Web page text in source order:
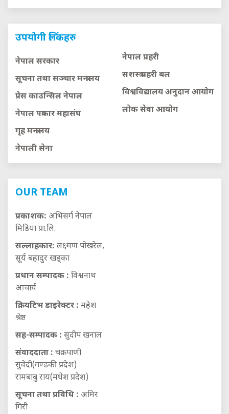
उपयोगी लिंकहरु
नेपाल सरकार
सूचना तथा सञ्चार मन्त्रालय
प्रेस काउन्सिल नेपाल
नेपाल पत्रकार महासंघ
गृह मन्त्रालय
नेपाली सेना
नेपाल प्रहरी
सशस्त्र प्रहरी बल
विश्वविद्यालय अनुदान आयाेग
लाेक सेवा आयाेग
OUR TEAM
प्रकाशक: अभिसर्ग नेपाल
मिडिया प्रा.लि.
सल्लाहकार: लक्ष्मण पोखरेल,
सूर्य बहादुर खड्का
प्रधान सम्पादक : विश्वनाथ
आचार्य
क्रियटिभ डाइरेक्टर : महेश
श्रेष्ठ
सह-सम्पादक : सुदीप खनाल
संवाददाता : चक्रपाणी
सुवेदी(गण्डकी प्रदेश)
रामबाबु राय(मधेश प्रदेश)
सूचना तथा प्रविधि : अमिर
गिरी